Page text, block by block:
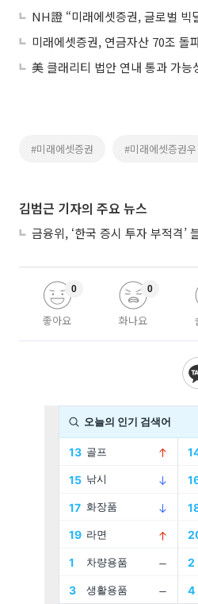
미래에셋증권, 연금자산 70조
#미래에셋증권 #미래에셋증권우
김범근 기자의 주요 뉴스
좋아요
0
화나요
0